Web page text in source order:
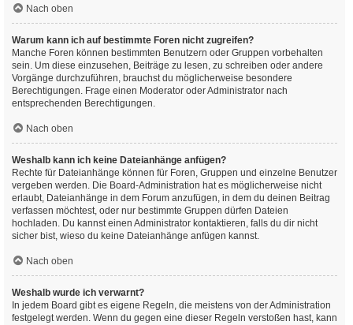
Nach oben
Warum kann ich auf bestimmte Foren nicht zugreifen?
Manche Foren können bestimmten Benutzern oder Gruppen vorbehalten
sein. Um diese einzusehen, Beiträge zu lesen, zu schreiben oder andere
Vorgänge durchzuführen, brauchst du möglicherweise besondere
Berechtigungen. Frage einen Moderator oder Administrator nach
entsprechenden Berechtigungen.
Nach oben
Weshalb kann ich keine Dateianhänge anfügen?
Rechte für Dateianhänge können für Foren, Gruppen und einzelne Benutzer
vergeben werden. Die Board-Administration hat es möglicherweise nicht
erlaubt, Dateianhänge in dem Forum anzufügen, in dem du deinen Beitrag
verfassen möchtest, oder nur bestimmte Gruppen dürfen Dateien
hochladen. Du kannst einen Administrator kontaktieren, falls du dir nicht
sicher bist, wieso du keine Dateianhänge anfügen kannst.
Nach oben
Weshalb wurde ich verwarnt?
In jedem Board gibt es eigene Regeln, die meistens von der Administration
festgelegt werden. Wenn du gegen eine dieser Regeln verstoßen hast, kann